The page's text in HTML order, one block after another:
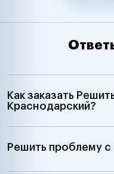
Как заказать
Краснодарский?
Решить проблему с